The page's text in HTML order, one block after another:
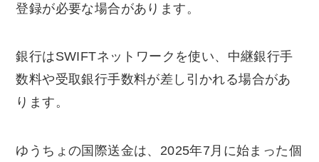
登録が必要な場合があります。
銀行はSWIFTネットワークを使い、中継銀行手
数料や受取銀行手数料が差し引かれる場合があ
ります。
ゆうちょの国際送金は、2025年7月に始まった個